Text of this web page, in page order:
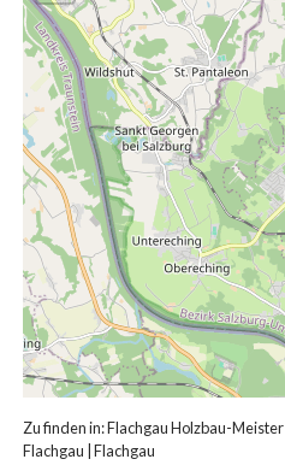
Zu finden in:Flachgau Holzbau-Meister
Flachgau Flachgau